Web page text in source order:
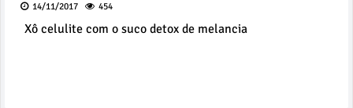
14/11/2017 454
Xô celulite com o suco detox de melancia